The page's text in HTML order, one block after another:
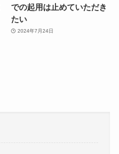
での起用は止めていただき
たい
2024年7月24日